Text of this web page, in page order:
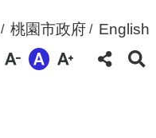
桃園市政府 English